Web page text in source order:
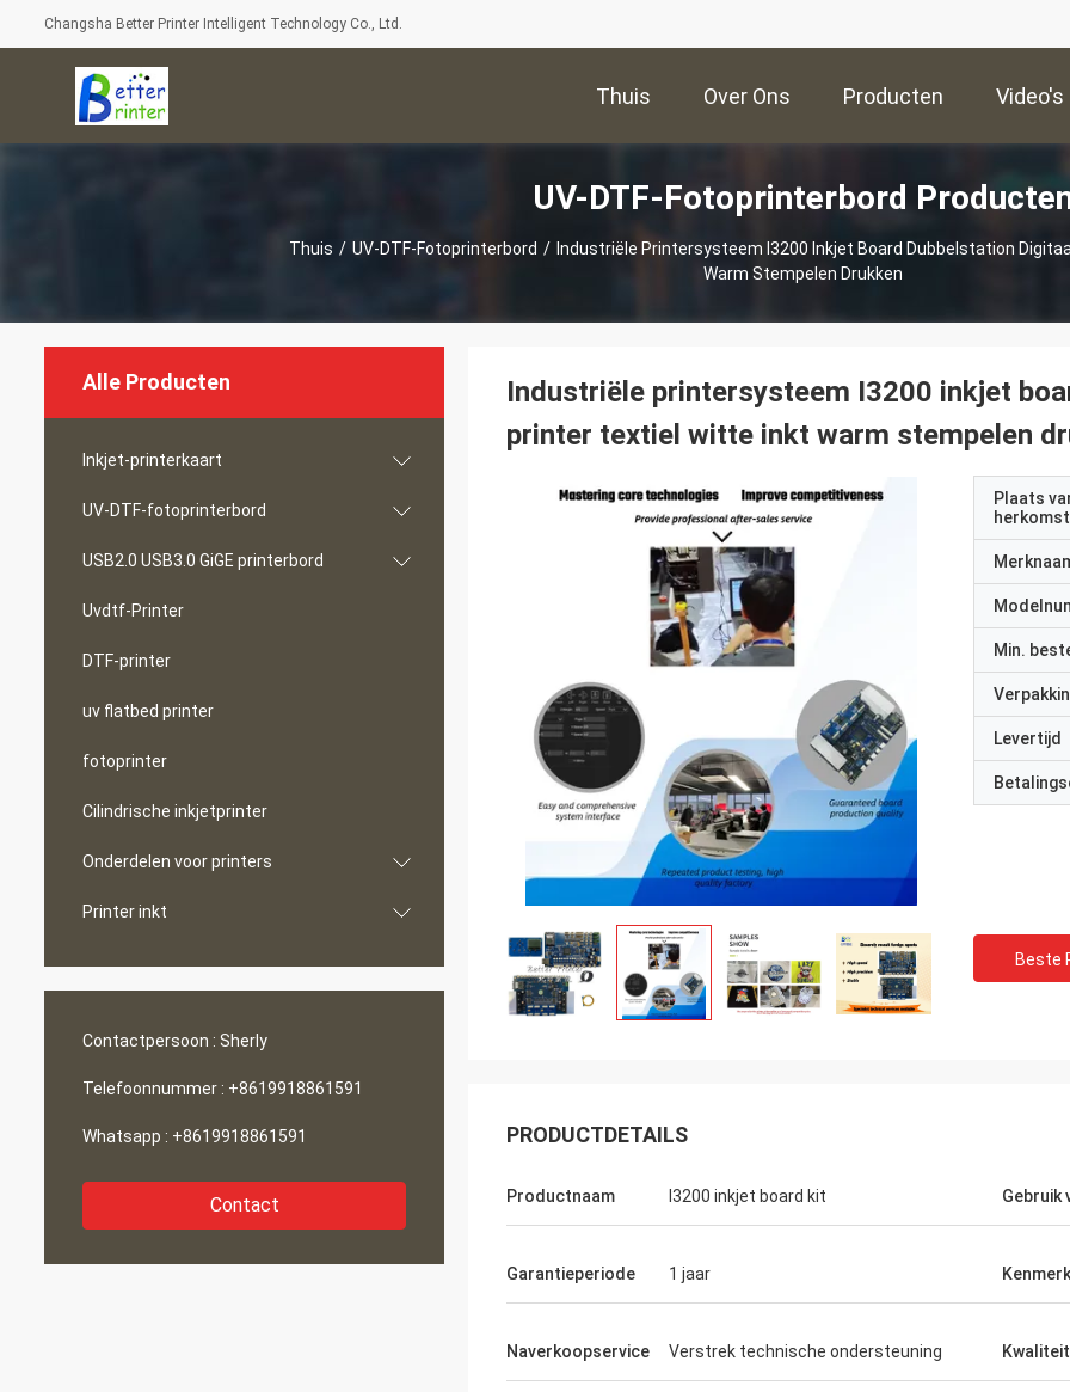
Changsha Better Printer Intelligent Technology Co., Ltd.
Thuis Over Ons Producten Video's
UV-DTF-Fotoprinterbord
Thuis / UV-DTF-Fotoprinterbord / Industriële Printersysteem I3200 Inkjet Board Dubbelstation
Warm Stempelen Drukken
Alle Producten
Inkjet-printerkaart
UV-DTF-fotoprinterbord
USB2.0 USB3.0 GiGE printerbord
Uvdtf-Printer
DTF-printer
uv flatbed printer
fotoprinter
Cilindrische inkjetprinter
Onderdelen voor printers
Printer inkt
Contactpersoon : Sherly
Telefoonnummer : +8619918861591
Whatsapp : +8619918861591
Contact
Industriële printersysteem I3200 inkjet
printer textiel witte inkt warm stempelen
Plaats
herkomst
Min.
Levertijd
Beste
PRODUCTDETAILS
Productnaam I3200 inkjet board kit Gebruik
Garantieperiode 1 jaar
Naverkoopservice Verstrek technische ondersteuning